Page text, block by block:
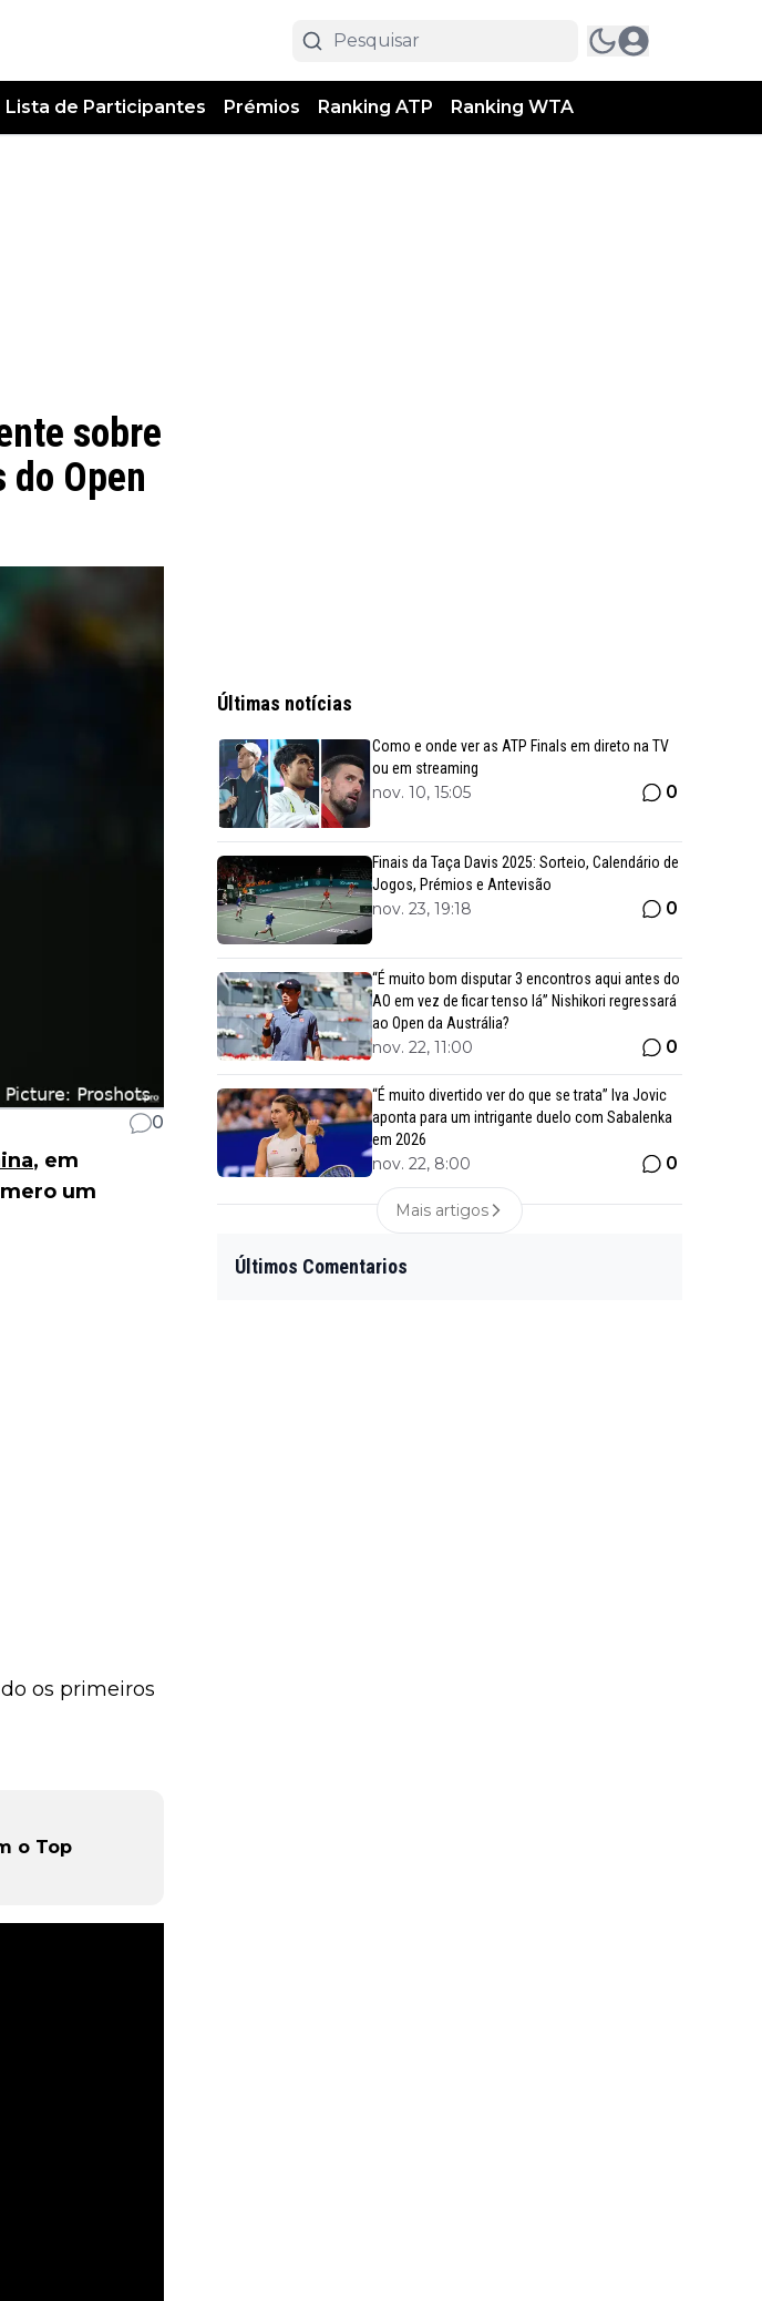
Lista de Participantes Prémios Ranking ATP Ranking WTA
sobre
Open
0
, em
um
os primeiros
o Top
Últimas notícias
Como e onde ver as ATP Finals em direto na TV
ou em streaming
nov. 10, 15:05 0
Finais da Taça Davis 2025: Sorteio, Calendário de
Jogos, Prémios e Antevisão
nov. 23, 19:18 0
“É muito bom disputar 3 encontros aqui antes do
AO em vez de ficar tenso lá” Nishikori regressará
ao Open da Austrália?
nov. 22, 11:00 0
“É muito divertido ver do que se trata” Iva Jovic
aponta para um intrigante duelo com Sabalenka
em 2026
nov. 22, 8:00 0
Mais artigos
Últimos Comentarios